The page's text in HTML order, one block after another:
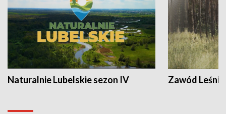
Naturalnie Lubelskie sezon IV Zawód Leśnik